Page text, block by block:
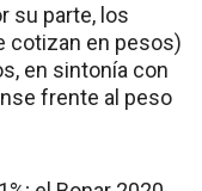
su parte, los
cotizan en pesos)
en sintonía con
frente al peso